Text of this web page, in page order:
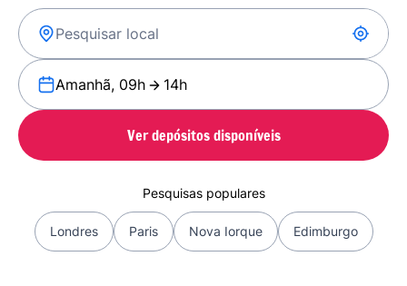
Amanhã, 09h 14h
Ver depósitos disponíveis
Pesquisas populares
Londres Paris Nova Iorque Edimburgo